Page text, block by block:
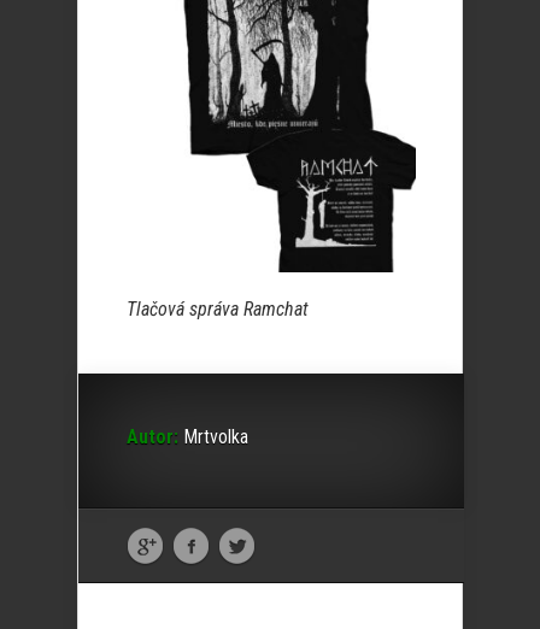
Tlačová správa Ramchat
Autor: Mrtvolka